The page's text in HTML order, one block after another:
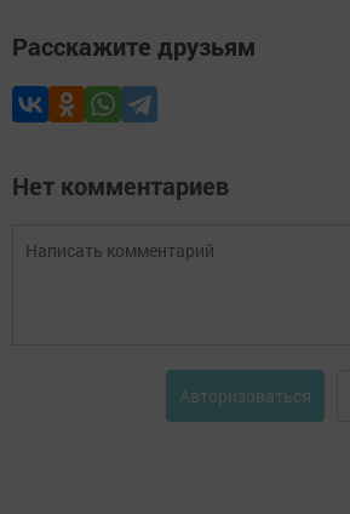
Расскажите друзьям
Нет комментариев
Авторизоваться